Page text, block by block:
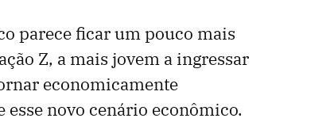
parece ficar um pouco mais
Z, a mais jovem a ingressar
economicamente
novo cenário econômico.